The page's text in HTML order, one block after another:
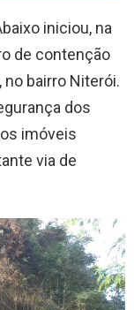
iniciou, na
de contenção
no bairro Niterói.
dos
imóveis
via de